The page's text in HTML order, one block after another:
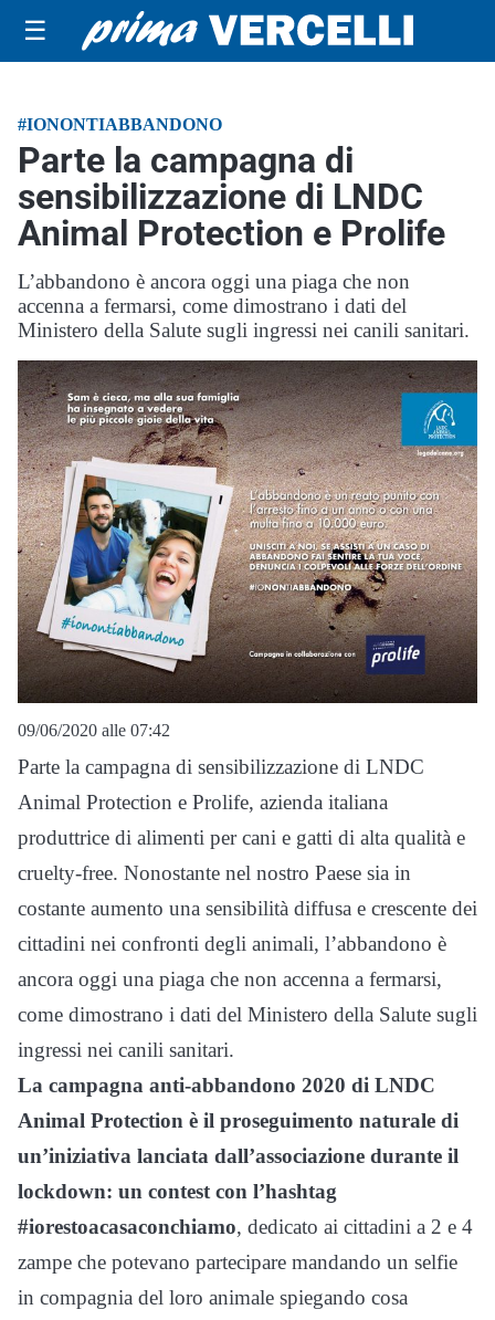
☰
#IONONTIABBANDONO
Parte la campagna di
sensibilizzazione di LNDC
Animal Protection e Prolife
L’abbandono è ancora oggi una piaga che non
accenna a fermarsi, come dimostrano i dati del
Ministero della Salute sugli ingressi nei canili sanitari.
09/06/2020 alle 07:42
Parte la campagna di sensibilizzazione di LNDC
Animal Protection e Prolife, azienda italiana
produttrice di alimenti per cani e gatti di alta qualità e
cruelty-free. Nonostante nel nostro Paese sia in
costante aumento una sensibilità diffusa e crescente dei
cittadini nei confronti degli animali, l’abbandono è
ancora oggi una piaga che non accenna a fermarsi,
come dimostrano i dati del Ministero della Salute sugli
ingressi nei canili sanitari.
La campagna anti-abbandono 2020 di LNDC
Animal Protection è il proseguimento naturale di
un’iniziativa lanciata dall’associazione durante il
lockdown: un contest con l’hashtag
#iorestoacasaconchiamo, dedicato ai cittadini a 2 e 4
zampe che potevano partecipare mandando un selfie
in compagnia del loro animale spiegando cosa